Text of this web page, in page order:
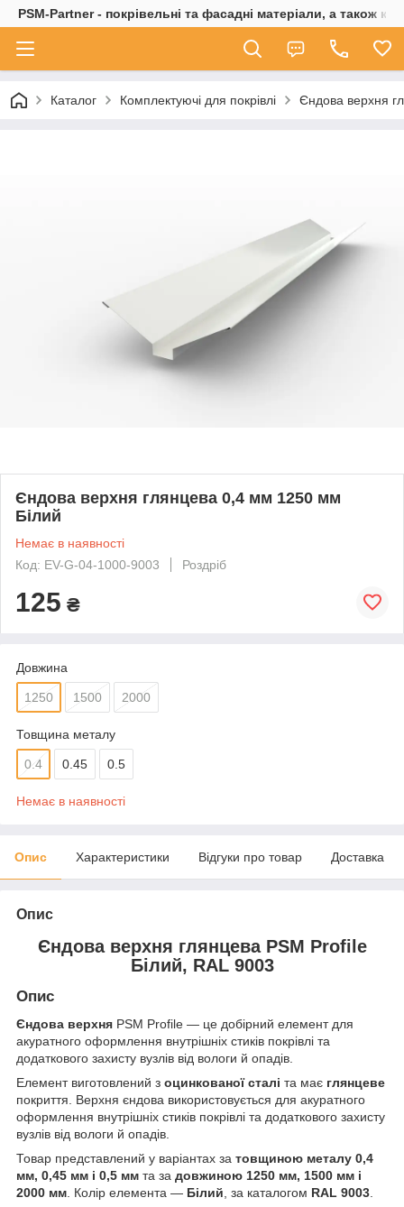
PSM-Partner - покрівельні та фасадні матеріали, а також
Каталог Комплектуючі для покрівлі Єндова верхня
Єндова верхня глянцева 0,4 мм 1250 мм
Білий
Немає в наявності
Код: EV-G-04-1000-9003
Роздріб
125 ₴
Довжина
1250 1500 2000
Товщина металу
0.4 0.45 0.5
Немає в наявності
Опис Характеристики Відгуки про товар Доставка
Опис
Єндова верхня глянцева PSM Profile
Білий, RAL 9003
Опис
Єндова верхня PSM Profile — це добірний елемент для
акуратного оформлення внутрішніх стиків покрівлі та
додаткового захисту вузлів від вологи й опадів.
Елемент виготовлений з оцинкованої сталі та має глянцеве
покриття. Верхня єндова використовується для акуратного
оформлення внутрішніх стиків покрівлі та додаткового захисту
вузлів від вологи й опадів.
Товар представлений у варіантах за товщиною металу 0,4
мм, 0,45 мм і 0,5 мм та за довжиною 1250 мм, 1500 мм і
2000 мм. Колір елемента — Білий, за каталогом RAL 9003.